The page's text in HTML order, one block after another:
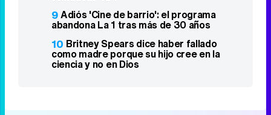
9Adiós 'Cine de barrio': el programa
abandona La 1 tras más de 30 años
10 Britney Spears dice haber fallado
como madre porque su hijo cree en la
ciencia y no en Dios